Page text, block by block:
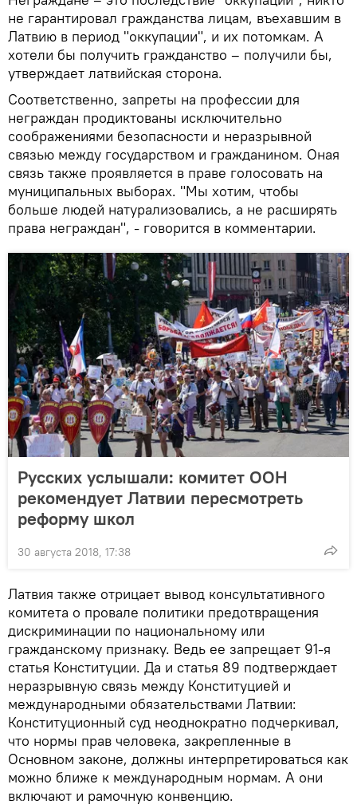
не гарантировал гражданства лицам, въехавшим в
Латвию в период "оккупации", и их потомкам. А
хотели бы получить гражданство – получили бы,
утверждает латвийская сторона.
Соответственно, запреты на профессии для
неграждан продиктованы исключительно
соображениями безопасности и неразрывной
связью между государством и гражданином. Оная
связь также проявляется в праве голосовать на
муниципальных выборах. "Мы хотим, чтобы
больше людей натурализовались, а не расширять
права неграждан", - говорится в комментарии.
Русских услышали: комитет ООН
рекомендует Латвии пересмотреть
реформу школ
30 августа 2018, 17:38
Латвия также отрицает вывод консультативного
комитета о провале политики предотвращения
дискриминации по национальному или
гражданскому признаку. Ведь ее запрещает 91-я
статья Конституции. Да и статья 89 подтверждает
неразрывную связь между Конституцией и
международными обязательствами Латвии:
Конституционный суд неоднократно подчеркивал,
что нормы прав человека, закрепленные в
Основном законе, должны интерпретироваться как
можно ближе к международным нормам. А они
включают и рамочную конвенцию.